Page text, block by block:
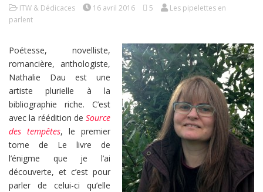
ITW & Dédicaces 16 avril 2016 5
Les pipelettes en
parlent
Poétesse, novelliste,
romancière, anthologiste,
Nathalie Dau est une
artiste plurielle à la
bibliographie riche. C’est
avec la réédition de Source
des tempêtes, le premier
tome de Le livre de
l’énigme que je l’ai
découverte, et c’est pour
parler de celui-ci qu’elle